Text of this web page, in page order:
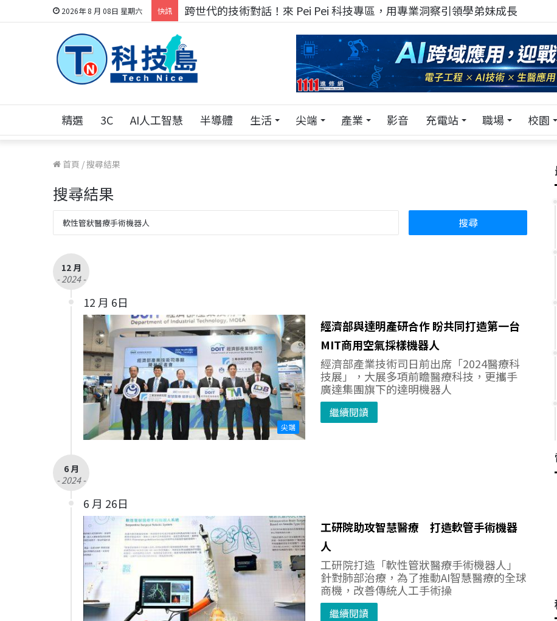
2026年 8 月 08日 星期六 快訊 科技人的經驗傳承地！在 Pei Pei 科技專區，與學弟妹交流最硬核的技術
精選 3C AI人工智慧 半導體 生活 尖端 產業 影音 充電站 職場 校園
首頁 /搜尋結果
搜尋結果
12 月
- 2024 -
12 月 6日
尖端
經濟部與達明產研合作 盼共同打造第一台
MIT商用空氣採樣機器人
經濟部產業技術司日前出席「2024醫療科
技展」，大展多項前瞻醫療科技，更攜手
廣達集團旗下的達明機器人
繼續閱讀
6 月
- 2024 -
6 月 26日
工研院助攻智慧醫療 打造軟管手術機器
人
工研院打造「軟性管狀醫療手術機器人」
針對肺部治療，為了推動AI智慧醫療的全球
商機，改善傳統人工手術操
繼續閱讀